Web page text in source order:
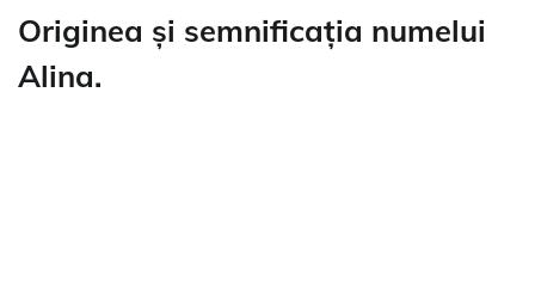
Originea și semnificația numelui
Alina.